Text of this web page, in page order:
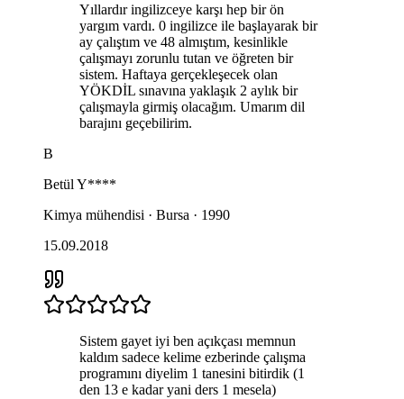
Yıllardır ingilizceye karşı hep bir ön
yargım vardı. 0 ingilizce ile başlayarak bir
ay çalıştım ve 48 almıştım, kesinlikle
çalışmayı zorunlu tutan ve öğreten bir
sistem. Haftaya gerçekleşecek olan
YÖKDİL sınavına yaklaşık 2 aylık bir
çalışmayla girmiş olacağım. Umarım dil
barajını geçebilirim.
B
Betül Y****
Kimya mühendisi · Bursa · 1990
15.09.2018
Sistem gayet iyi ben açıkçası memnun
kaldım sadece kelime ezberinde çalışma
programını diyelim 1 tanesini bitirdik (1
den 13 e kadar yani ders 1 mesela)